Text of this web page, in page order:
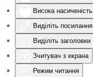
Висока насиченість
Виділіть посилання
Виділіть заголовки
Зчитувач з екрана
Режим читання